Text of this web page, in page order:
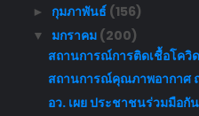
► กุมภาพันธ์ (156)
▼ มกราคม (200)
สถานการณ์การติดเชื้อโควิ
สถานการณ์คุณภาพอากาศ
อว. เผย ประชาชนร่วมมือกั